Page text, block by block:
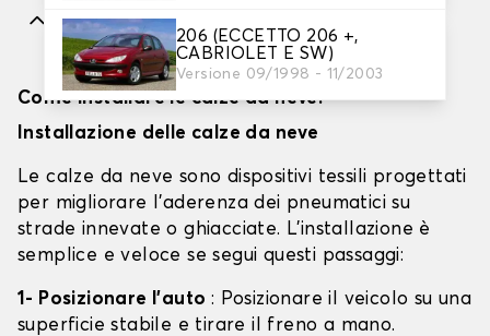
206 (ECCETTO 206 +,
CABRIOLET E SW)
Versione 09/1998 - 11/2003
Caratteristiche
Come installare le calze da neve?
Installazione delle calze da neve
Le calze da neve sono dispositivi tessili progettati
per migliorare l'aderenza dei pneumatici su
strade innevate o ghiacciate. L'installazione è
semplice e veloce se segui questi passaggi:
1- Posizionare l'auto : Posizionare il veicolo su una
superficie stabile e tirare il freno a mano.